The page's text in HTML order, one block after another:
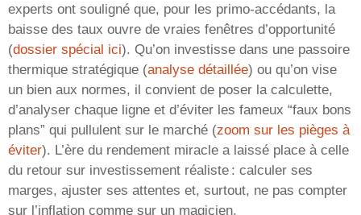
experts ont souligné que, pour les primo-accédants, la
baisse des taux ouvre de vraies fenêtres d’opportunité
(dossier spécial ici). Qu’on investisse dans une passoire
thermique stratégique (analyse détaillée) ou qu’on vise
un bien aux normes, il convient de poser la calculette,
d’analyser chaque ligne et d’éviter les fameux “faux bons
plans” qui pullulent sur le marché (zoom sur les pièges à
éviter). L’ère du rendement miracle a laissé place à celle
du retour sur investissement réaliste : calculer ses
marges, ajuster ses attentes et, surtout, ne pas compter
sur l’inflation comme sur un magicien.